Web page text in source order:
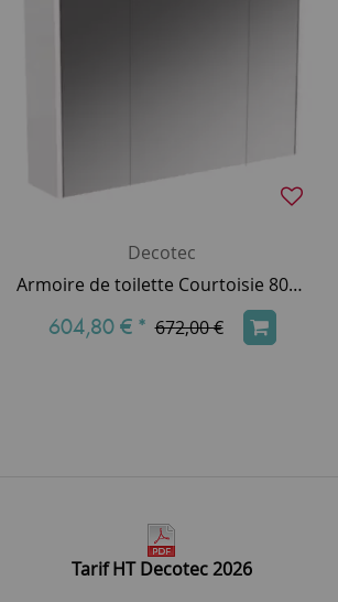
Decotec
Armoire de toilette Courtoisie 80cm 3 portes miroir / Laque au choix (spot et prise en option) - DECOTEC Réf. 1309511
604,80 € * 672,00 €
Tarif HT Decotec 2026